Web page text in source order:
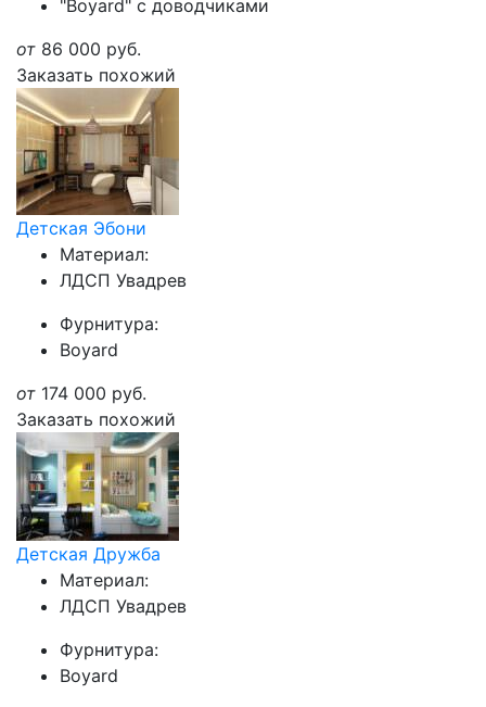
"Boyard" с доводчиками
от 86 000 руб.
Заказать похожий
Детская Эбони
Материал:
ЛДСП Увадрев
Фурнитура:
Boyard
от 174 000 руб.
Заказать похожий
Детская Дружба
Материал:
ЛДСП Увадрев
Фурнитура:
Boyard